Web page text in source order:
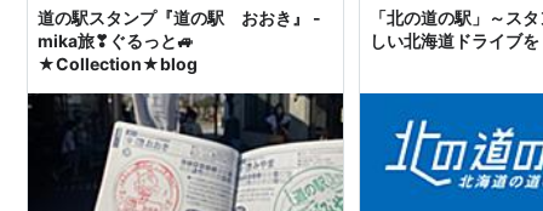
道の駅スタンプ『道の駅 おおき』 -
mika旅❣ぐるっと🚙
★Collection★blog
「北の道の駅」～ス
しい北海道ドライブ